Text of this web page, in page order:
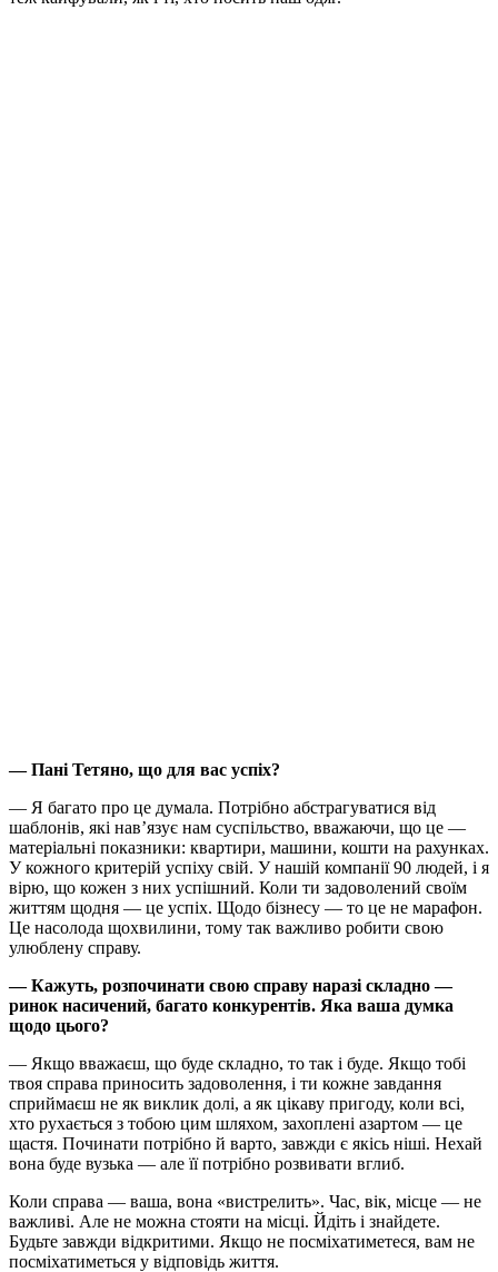
— Пані Тетяно, що для вас успіх?
— Я багато про це думала. Потрібно абстрагуватися від
шаблонів, які нав’язує нам суспільство, вважаючи, що це —
матеріальні показники: квартири, машини, кошти на рахунках.
У кожного критерій успіху свій. У нашій компанії 90 людей, і я
вірю, що кожен з них успішний. Коли ти задоволений своїм
життям щодня — це успіх. Щодо бізнесу — то це не марафон.
Це насолода щохвилини, тому так важливо робити свою
улюблену справу.
— Кажуть, розпочинати свою справу наразі складно —
ринок насичений, багато конкурентів. Яка ваша думка
щодо цього?
— Якщо вважаєш, що буде складно, то так і буде. Якщо тобі
твоя справа приносить задоволення, і ти кожне завдання
сприймаєш не як виклик долі, а як цікаву пригоду, коли всі,
хто рухається з тобою цим шляхом, захоплені азартом — це
щастя. Починати потрібно й варто, завжди є якісь ніші. Нехай
вона буде вузька — але її потрібно розвивати вглиб.
Коли справа — ваша, вона «вистрелить». Час, вік, місце — не
важливі. Але не можна стояти на місці. Йдіть і знайдете.
Будьте завжди відкритими. Якщо не посміхатиметеся, вам не
посміхатиметься у відповідь життя.